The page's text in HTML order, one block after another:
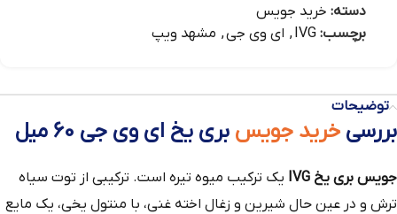
دسته: خرید جویس
برچسب: IVG
, ای وی جی, مشهد ویپ
توضیحات
بررسی خرید جویس بری یخ ای وی جی 60 میل
جویس بری یخ IVG
یک ترکیب میوه تیره است. ترکیبی از توت سیاه
ترش و در عین حال شیرین و زغال اخته غنی، با منتول یخی، یک مایع